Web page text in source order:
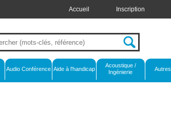
Accueil Inscription
Audio Conférence Aide à l'handicap
Acoustique /
Ingénierie
Autres